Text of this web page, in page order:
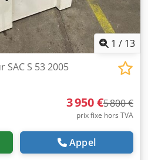
1 / 13
SAC S 53 2005
3 950 €5 800 €
prix fixe hors TVA
Appel